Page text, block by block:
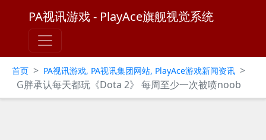
PA视讯游戏 - PlayAce旗舰视觉系统
首页 > PA视讯游戏, PA视讯集团网站, PlayAce游戏新闻资讯 >
G胖承认每天都玩《Dota 2》 每周至少一次被喷noob